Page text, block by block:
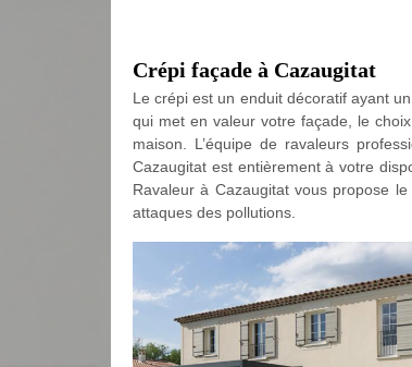
Crépi façade à Cazaugitat
Le crépi est un enduit décoratif ayant
qui met en valeur votre façade, le
maison. L’équipe de ravaleurs
Cazaugitat est entièrement à votre
Ravaleur à Cazaugitat vous propose
attaques des pollutions.